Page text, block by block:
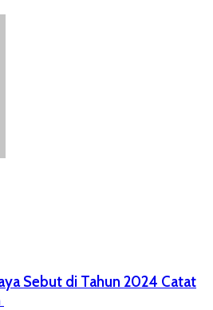
Sebut di Tahun 2024 Catat